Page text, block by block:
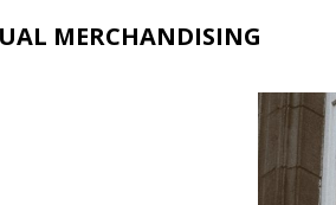
MERCHANDISING